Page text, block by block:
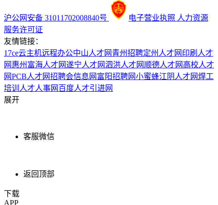
沪公网安备 31011702008840号 电子营业执照 人力资源
服务许可证
友情链接：
17ce云主机远程办公中山人才网 青州招聘定州人才网 印刷人才
网 惠州富海人才网遂宁人才网泗洪人才网 顺德人才网 高校人才
网PCB人才网招聘会信息网 富阳招聘网小蜜蜂江阴人才网焊工
培训 人才人事网 百度人才引进网
展开
客服微信
返回顶部
下载
APP